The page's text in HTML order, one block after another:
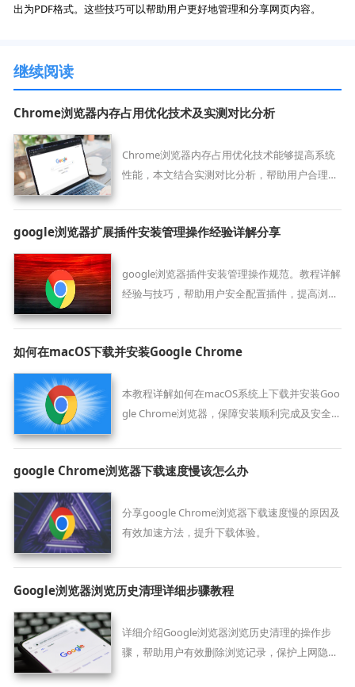
出为PDF格式。这些技巧可以帮助用户更好地管理和分享网页内容。
继续阅读
Chrome浏览器内存占用优化技术及实测对比分析
Chrome浏览器内存占用优化技术能够提高系统
性能，本文结合实测对比分析，帮助用户合理管
google浏览器扩展插件安装管理操作经验详解分享
google浏览器插件安装管理操作规范。教程详解
经验与技巧，帮助用户安全配置插件，提高浏览
如何在macOS下载并安装Google Chrome
本教程详解如何在macOS系统上下载并安装Goo
gle Chrome浏览器，保障安装顺利完成及安全
google Chrome浏览器下载速度慢该怎么办
分享google Chrome浏览器下载速度慢的原因及
有效加速方法，提升下载体验。
Google浏览器浏览历史清理详细步骤教程
详细介绍Google浏览器浏览历史清理的操作步
骤，帮助用户有效删除浏览记录，保护上网隐